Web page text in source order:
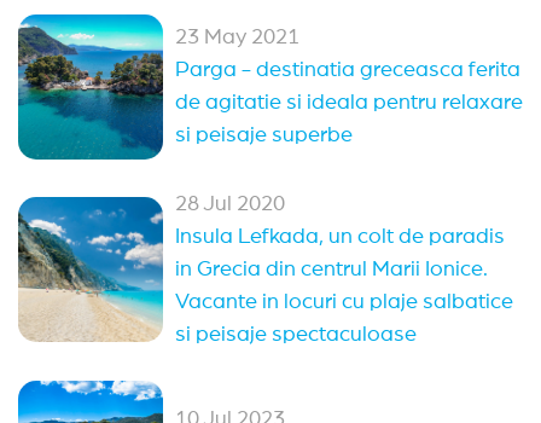
23 May 2021
Parga - destinatia greceasca ferita
de agitatie si ideala pentru relaxare
si peisaje superbe
28 Jul 2020
Insula Lefkada, un colt de paradis
in Grecia din centrul Marii Ionice.
Vacante in locuri cu plaje salbatice
si peisaje spectaculoase